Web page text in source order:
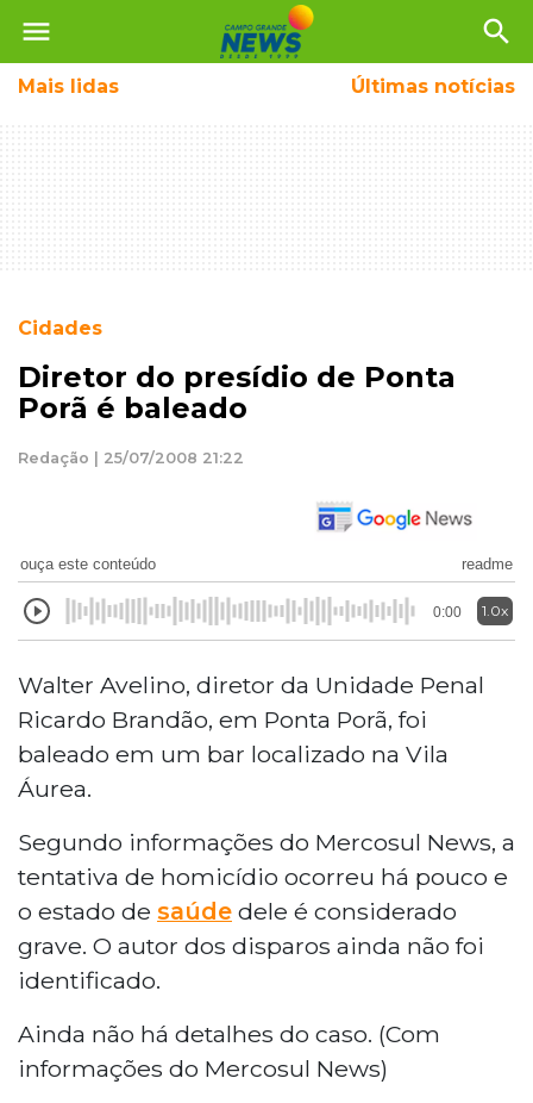
menu search
Mais lidas Últimas notícias
Cidades
Diretor do presídio de Ponta
Porã é baleado
Redação | 25/07/2008 21:22
ouça este conteúdo readme
0:00 1.0x
Walter Avelino, diretor da Unidade Penal
Ricardo Brandão, em Ponta Porã, foi
baleado em um bar localizado na Vila
Áurea.
Segundo informações do Mercosul News, a
tentativa de homicídio ocorreu há pouco e
o estado de saúde dele é considerado
grave. O autor dos disparos ainda não foi
identificado.
Ainda não há detalhes do caso. (Com
informações do Mercosul News)